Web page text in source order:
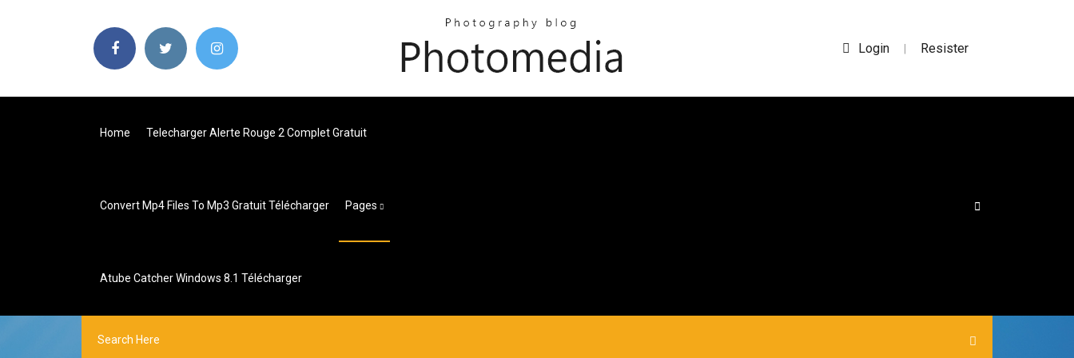
Login | Resister
Home Telecharger Alerte Rouge 2 Complet Gratuit
Convert Mp4 Files To Mp3 Gratuit Télécharger Pages
Atube Catcher Windows 8.1 Télécharger